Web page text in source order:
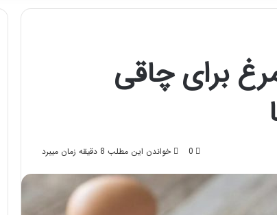
برای چاقی
0 خواندن این مطلب 8 دقیقه زمان میبرد
چربی؛
آموزش
شکستن
آموزش شکستن قولنج در خانه